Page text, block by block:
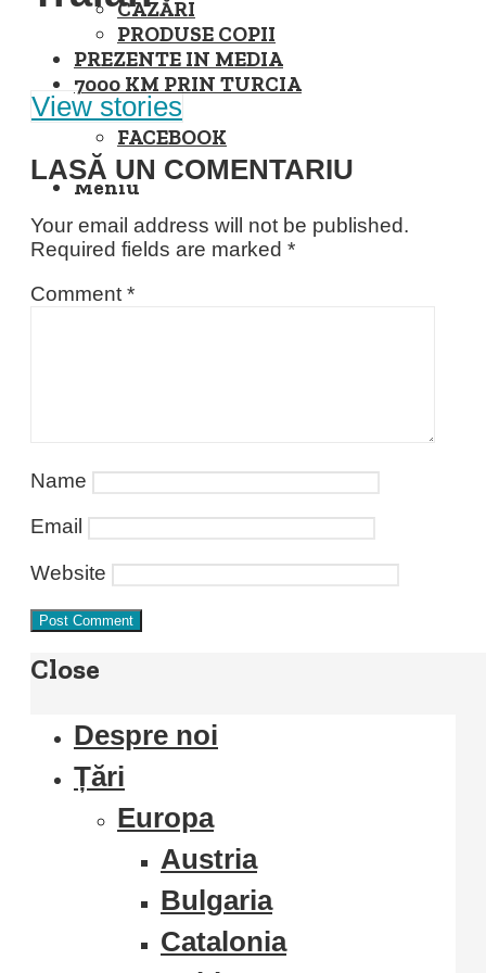
CAZĂRI
PRODUSE COPII
PREZENTE IN MEDIA
7000 KM PRIN TURCIA
FACEBOOK
INSTAGRAM
Meniu
View stories
LASĂ UN COMENTARIU
Your email address will not be published.
Required fields are marked *
Comment *
Name
Email
Website
Close
Despre noi
Țări
Europa
Austria
Bulgaria
Catalonia